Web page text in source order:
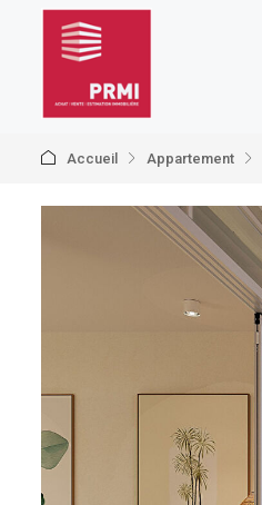
Accueil Appartement